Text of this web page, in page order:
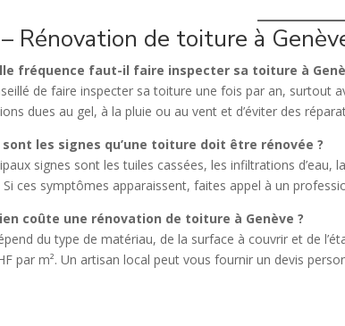
Rénovation de toiture à
fréquence faut-il faire inspecter sa toiture à
de faire inspecter sa toiture une fois par an, surtout
dues au gel, à la pluie ou au vent et d’éviter des
sont les signes qu’une toiture doit être rénovée ?
signes sont les tuiles cassées, les infiltrations d’eau,
ces symptômes apparaissent, faites appel à un
coûte une rénovation de toiture à Genève ?
du type de matériau, de la surface à couvrir et de
par m². Un artisan local peut vous fournir un devis